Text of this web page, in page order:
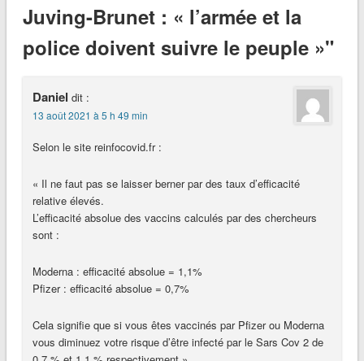
Juving-Brunet : « l’armée et la
police doivent suivre le peuple »"
Daniel dit :
13 août 2021 à 5 h 49 min
Selon le site reinfocovid.fr :
« Il ne faut pas se laisser berner par des taux d’efficacité
relative élevés.
L’efficacité absolue des vaccins calculés par des chercheurs
sont :
Moderna : efficacité absolue = 1,1%
Pfizer : efficacité absolue = 0,7%
Cela signifie que si vous êtes vaccinés par Pfizer ou Moderna
vous diminuez votre risque d’être infecté par le Sars Cov 2 de